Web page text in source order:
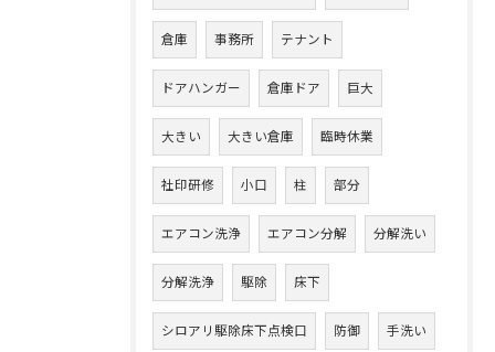
倉庫 事務所 テナント
ドアハンガー 倉庫ドア 巨大
大きい 大きい倉庫 臨時休業
社印研修 小口 柱 部分
エアコン洗浄 エアコン分解 分解洗い
分解洗浄 駆除 床下
シロアリ駆除床下点検口 防御 手洗い